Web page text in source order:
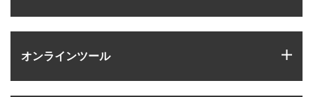
オンラインツール